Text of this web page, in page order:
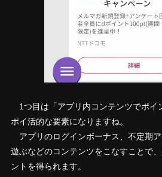
1つ目は「アプリ内コンテンツでポイ
ポイ活的な要素になりますね。
アプリのログインボーナス、不定期
遊ぶなどのコンテンツをこなすことで
ントを得られます。